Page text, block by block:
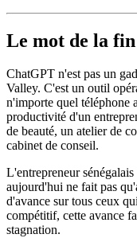
Le mot de la fin
ChatGPT n'est pas un
Valley. C'est un outil
n'importe quel téléphone
productivité d'un
de beauté, un atelier de
cabinet de conseil.
L'entrepreneur
aujourd'hui ne fait pas
d'avance sur tous ceux
compétitif, cette avance
stagnation.